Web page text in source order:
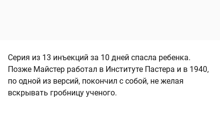
Серия из 13 инъекций за 10 дней спасла ребенка.
Позже Майстер работал в Институте Пастера и в 1940,
по одной из версий, покончил с собой, не желая
вскрывать гробницу ученого.